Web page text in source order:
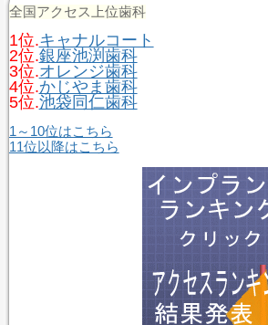
全国アクセス上位歯科
1位.キャナルコート
2位.銀座池渕歯科
3位.オレンジ歯科
4位.かじやま歯科
5位.池袋同仁歯科
1～10位はこちら
11位以降はこちら